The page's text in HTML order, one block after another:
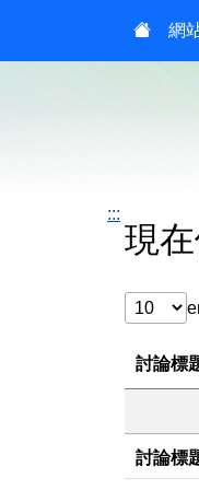
網
:::
現
討論標
討論標